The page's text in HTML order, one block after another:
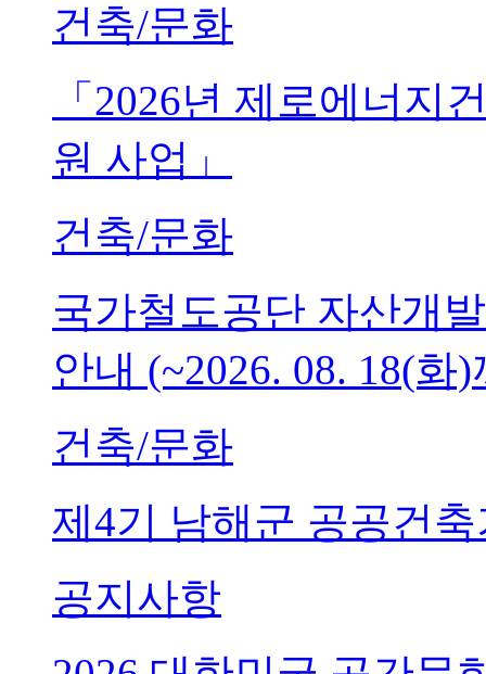
건축/문화
「2026년 제로에너지
원 사업」
건축/문화
국가철도공단 자산개
안내 (~2026. 08. 18(화
건축/문화
제4기 남해군 공공건
공지사항